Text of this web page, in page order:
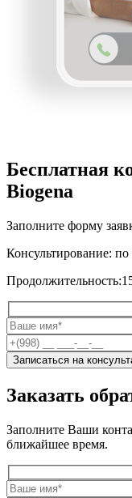
Бесплатная
Biogena
Заполните форму
Консультирование: по
Продолжительность:
Заказать
Заполните Ваши
ближайшее время.